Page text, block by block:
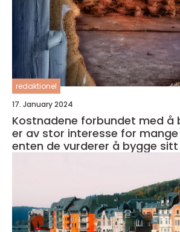
redaktionel
17. January 2024
Kostnadene forbundet med å
er av stor interesse for mange
enten de vurderer å bygge
eller ønsker å oppgradere sitt